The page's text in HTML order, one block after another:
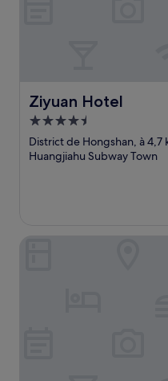
Ziyuan Hotel
Ziyuan Hotel
Hébergement
4.5 étoiles
District de Hongshan, à
Huangjiahu Subway Town